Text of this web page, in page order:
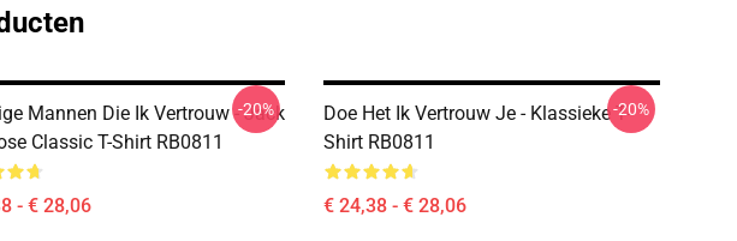
Mannen Die Ik Vertrouw - Jack
Classic T-Shirt RB0811
- € 28,06
-20%
Doe Het Ik Vertrouw Je - Klassieke T-
Shirt RB0811
€ 24,38 - € 28,06
-20%